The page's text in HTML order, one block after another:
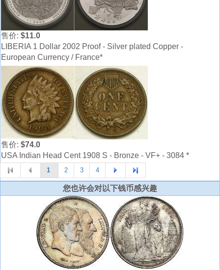
售价: $11.0
LIBERIA 1 Dollar 2002 Proof - Silver plated Copper -
European Currency / France*
售价: $74.0
USA Indian Head Cent 1908 S - Bronze - VF+ - 3084 *
1 2 3 4
您也许会对以下钱币感兴趣